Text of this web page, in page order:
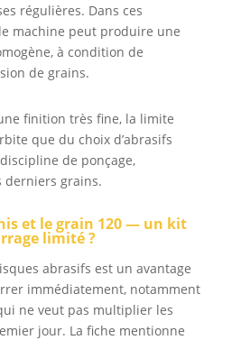
régulières. Dans ces
machine peut produire une
à condition de
de grains.
finition très fine, la limite
que du choix d’abrasifs
de ponçage,
derniers grains.
et le grain 120 — un kit
limité ?
abrasifs est un avantage
immédiatement, notamment
ne veut pas multiplier les
jour. La fiche mentionne